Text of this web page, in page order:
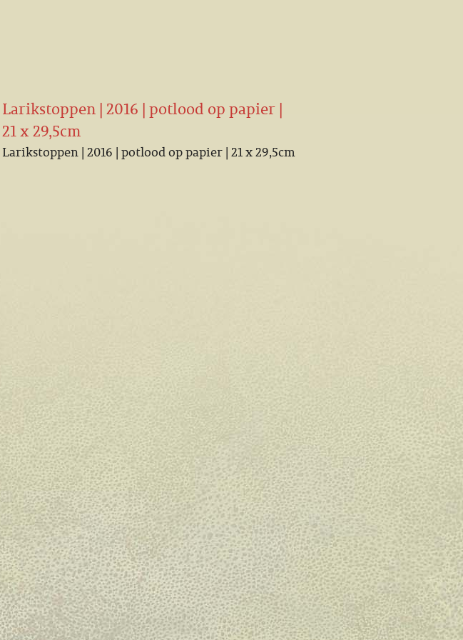
Larikstoppen | 2016 | potlood op papier |
21 x 29,5cm
Larikstoppen | 2016 | potlood op papier | 21 x 29,5cm